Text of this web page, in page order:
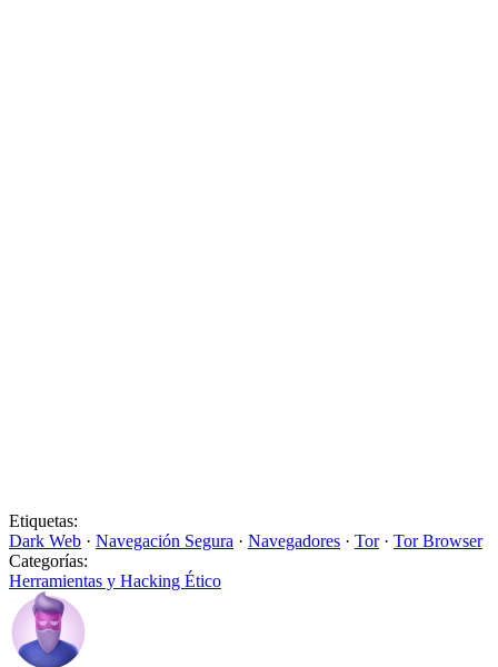
Etiquetas:
Dark Web · Navegación Segura · Navegadores · Tor· Tor Browser
Categorías:
Herramientas y Hacking Ético